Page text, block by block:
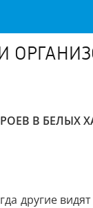
В БЕЛЫХ
другие